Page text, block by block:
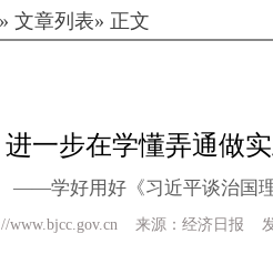
» 文章列表» 正文
进一步在学懂弄通做
——学好用好《习近平谈治国
www.bjcc.gov.cn 来源：经济日报 发